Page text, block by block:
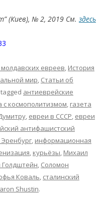
(Киев), № 2, 2019 См. здесь
евреев, История
мир, Статьи об
антиеврейские
с космополитизмом, газета
, евреи в СССР, евреи
антифашистский
, информационная
, курьёзы, Михаил
Голдштейн, Соломон
Коваль, сталинский
Shustin.